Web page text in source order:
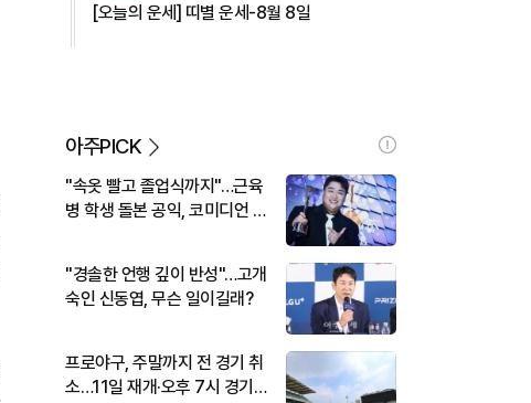
[오늘의 운세] 띠별 운세-8월 8일
아주PICK
"속옷 빨고 졸업식까지"…근육
병 학생 돌본 공익, 코미디언 김
"경솔한 언행 깊이 반성"…고개
숙인 신동엽, 무슨 일이길래?
프로야구, 주말까지 전 경기 취
소…11일 재개·오후 7시 경기